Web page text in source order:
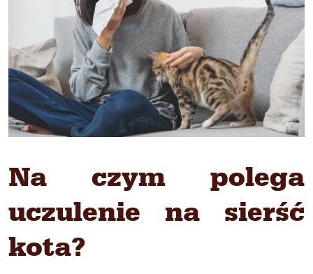
Na czym polega
uczulenie na sierść
kota?